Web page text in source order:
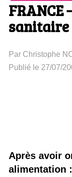
FRANCE
sanitaire
Par Christophe
Publié le 27/07/
Après avoir
alimentation